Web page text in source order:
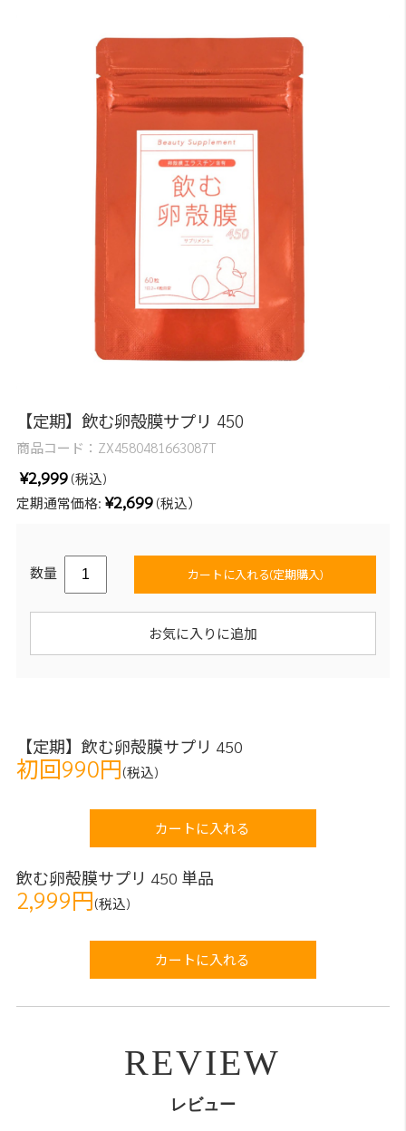
【定期】飲む卵殻膜サプリ 450
商品コード： ZX4580481663087T
¥2,999 (税込)
定期通常価格: ¥2,699 (税込）
数量 カートに入れる(定期購入)
お気に入りに追加
【定期】飲む卵殻膜サプリ 450
初回990円(税込)
カートに入れる
飲む卵殻膜サプリ 450 単品
2,999円(税込)
カートに入れる
REVIEW
レビュー